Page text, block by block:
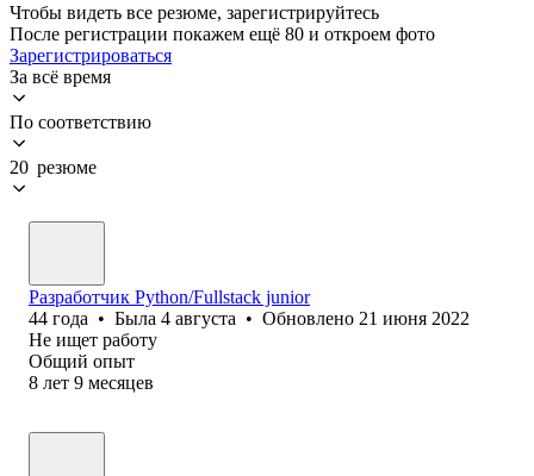
Чтобы видеть все резюме, зарегистрируйтесь
После регистрации покажем ещё 80 и откроем фото
Зарегистрироваться
За всё время
По соответствию
20 резюме
Разработчик Python/Fullstack junior
44 года • Была 4 августа • Обновлено 21 июня 2022
Не ищет работу
Общий опыт
8 лет 9 месяцев